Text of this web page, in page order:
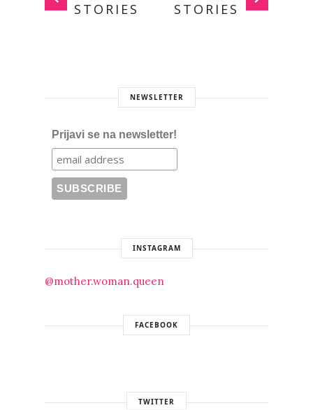
STORIES STORIES
NEWSLETTER
Prijavi se na newsletter!
INSTAGRAM
@mother.woman.queen
FACEBOOK
TWITTER